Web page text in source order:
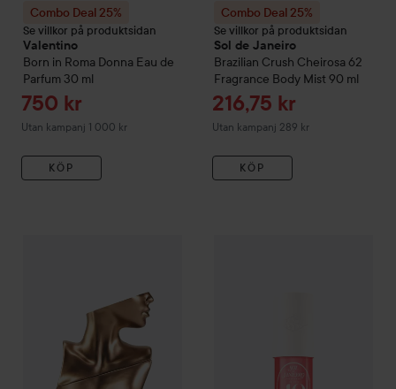
Combo Deal 25%
Se villkor på produktsidan
Valentino
Born in Roma Donna Eau de
Parfum 30 ml
Reapris
750 kr
Utan kampanj 1 000 kr
KÖP
Combo Deal 25%
Se villkor på produktsidan
Sol de Janeiro
Brazilian Crush Cheirosa 62
Fragrance Body Mist 90 ml
Reapris
216,75 kr
Utan kampanj 289 kr
KÖP